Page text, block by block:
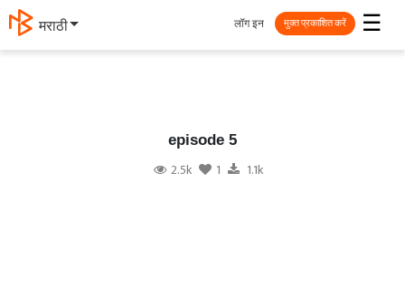
मराठी ☰
लॉग इन मुक्त प्रकाशित करें
episode 5
2.5k 1 1.1k